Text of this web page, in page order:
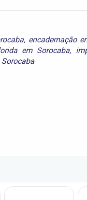
, encadernação
em Sorocaba,